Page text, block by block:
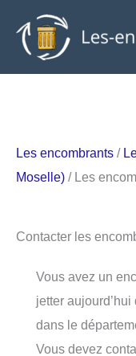
contenu
Les encombrants /
Moselle) / Les
Contacter les
Vous avez un
jetter
dans le
Vous devez